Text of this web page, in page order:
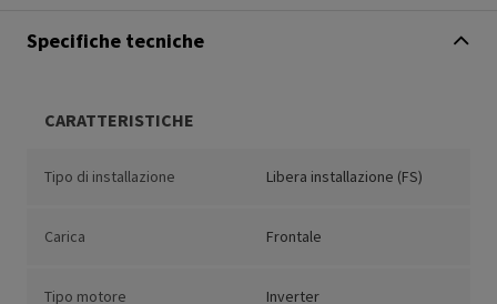
Specifiche tecniche
CARATTERISTICHE
Tipo di installazione Libera installazione (FS)
Carica Frontale
Tipo motore Inverter